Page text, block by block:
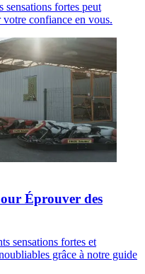
sensations fortes peut
confiance en vous.
Éprouver des
sensations fortes et
grâce à notre guide